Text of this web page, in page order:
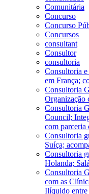
Comunitária
Concurso
Concurso
Concursos
consultant
Consultor
consultoria
Consultoria
em França;
Consultoria
Organização
Consultoria
Council;
com parceria
Consultoria
Suíça;
Consultoria
Holanda;
Consultoria
com as
Ilíquido entre